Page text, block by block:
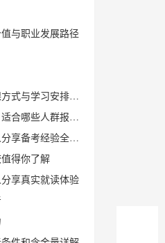
与职业发展路径
与学习安排详解
哪些人群报考？
备考经验全攻略
得你了解
享真实就读体验